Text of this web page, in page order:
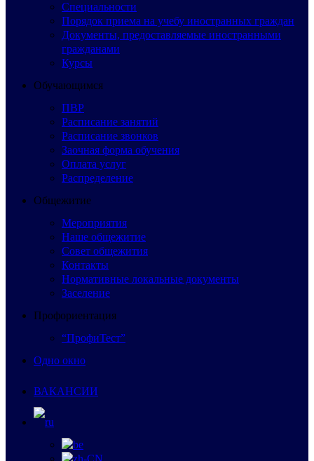
Специальности
Порядок приема на учебу иностранных граждан
Документы, предоставляемые иностранными
гражданами
Курсы
Обучающимся
ПВР
Расписание занятий
Расписание звонков
Заочная форма обучения
Оплата услуг
Распределение
Общежитие
Мероприятия
Наше общежитие
Совет общежития
Контакты
Нормативные локальные документы
Заселение
Профориентация
“ПрофиТест”
Одно окно
ВАКАНСИИ